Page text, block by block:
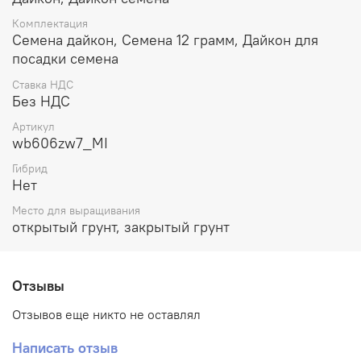
см. После образования первой пары настоящих
листиков сеянцы нужно проредить, так как их
загущенность приводит к стрелкованию дайкона. Уход
за Миноваси заключается в регулярном поливе и
подкормках.
Комплектация
Семена дайкон, Семена 12 грамм, Дайкон для
посадки семена
Ставка НДС
Без НДС
Артикул
wb606zw7_MI
Гибрид
Нет
Место для выращивания
открытый грунт, закрытый грунт
Отзывы
Отзывов еще никто не оставлял
Написать отзыв